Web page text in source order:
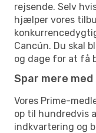
rejsende. Selv
hjælper vores
Cancún. Du skal
og dage for at få
Spar mere
Vores Prime-
op til hundredvis
indkvartering og